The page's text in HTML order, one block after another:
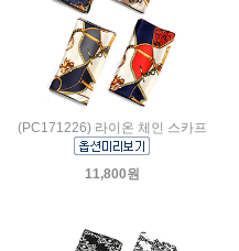
(PC171226) 라이온 체인 스카프
11,800원